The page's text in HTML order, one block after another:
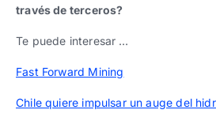
través de terceros?
Te puede interesar …
Fast Forward Mining
Chile quiere impulsar un auge del